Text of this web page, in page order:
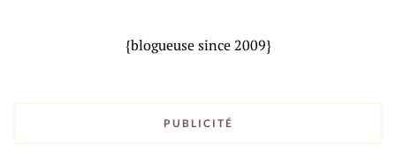
{blogueuse since 2009}
PUBLICITÉ